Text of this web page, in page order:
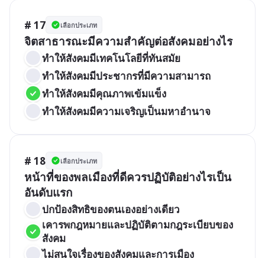
# 17 เลือกประเภท
จิตสาธารณะมีความสำคัญต่อสังคมอย่างไร
ทำให้สังคมมีเทคโนโลยีที่ทันสมัย
ทำให้สังคมมีประชากรที่มีความสามารถ
ทำให้สังคมมีคุณภาพเข้มแข็ง
ทำให้สังคมมีความเจริญเป็นมหาอำนาจ
# 18 เลือกประเภท
หน้าที่ของพลเมืองที่ดีควรปฏิบัติอย่างไรเป็น
อันดับแรก
ปกป้องสิทธิของตนเองอย่างเดียว
เคารพกฎหมายและปฏิบัติตามกฎระเบียบของ
สังคม
ไม่สนใจเรื่องของสังคมและการเมือง